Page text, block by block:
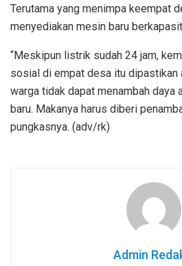
Terutama yang menimpa keempat
menyediakan mesin baru
“Meskipun listrik sudah 24 jam,
sosial di empat desa itu dipastikan
warga tidak dapat menambah daya
baru. Makanya harus diberi
pungkasnya. (adv/rk)
Admin